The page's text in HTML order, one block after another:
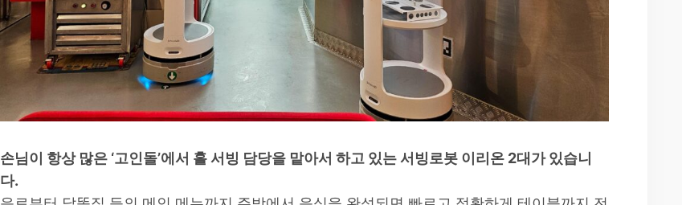
손님이 항상 많은 ‘고인돌’에서 홀 서빙 담당을 맡아서 하고 있는 서빙로봇 이리온 2대가 있습니
다.